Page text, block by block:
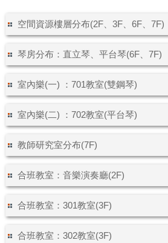
空間資源樓層分布(2F、3F、6F、7F)
琴房分布：直立琴、平台琴(6F、7F)
室內樂(一) ：701教室(雙鋼琴)
室內樂(二) ：702教室(平台琴)
教師研究室分布(7F)
合班教室：音樂演奏廳(2F)
合班教室：301教室(3F)
合班教室：302教室(3F)